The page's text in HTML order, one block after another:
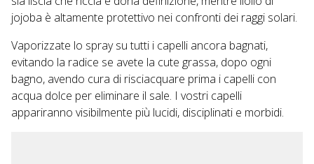
jojoba è altamente protettivo nei confronti dei raggi solari.
Vaporizzate lo spray su tutti i capelli ancora bagnati,
evitando la radice se avete la cute grassa, dopo ogni
bagno, avendo cura di risciacquare prima i capelli con
acqua dolce per eliminare il sale. I vostri capelli
appariranno visibilmente più lucidi, disciplinati e morbidi.